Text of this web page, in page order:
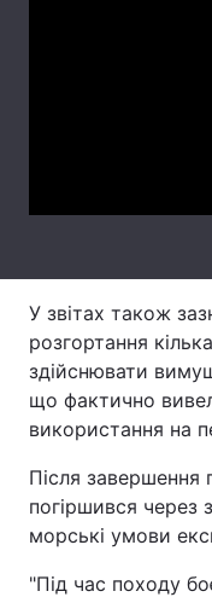
У звітах також
розгортання
здійснювати
що фактично
використання на
Після завершення
погіршився через
морські умови
"Під час походу